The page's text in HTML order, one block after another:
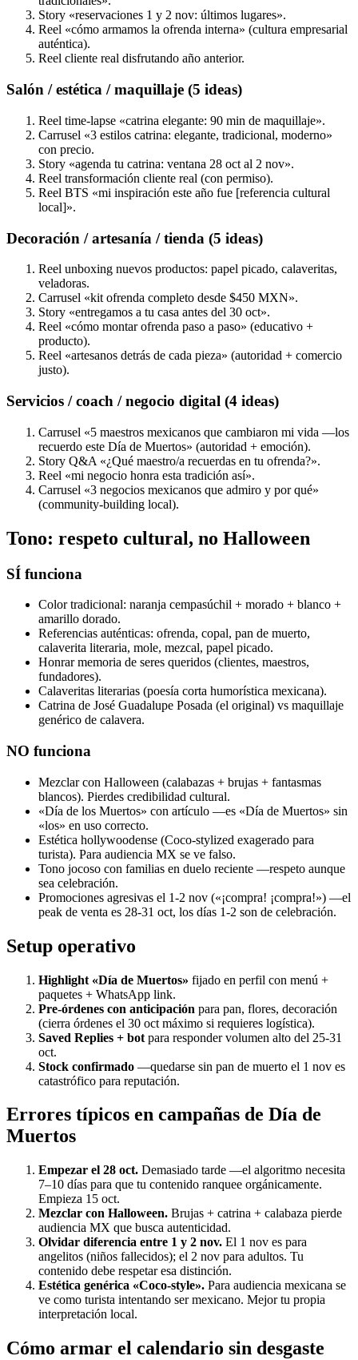
Story «reservaciones 1 y 2 nov: últimos lugares».
Reel «cómo armamos la ofrenda interna» (cultura empresarial
auténtica).
Reel cliente real disfrutando año anterior.
Salón / estética / maquillaje (5 ideas)
Reel time-lapse «catrina elegante: 90 min de maquillaje».
Carrusel «3 estilos catrina: elegante, tradicional, moderno»
con precio.
Story «agenda tu catrina: ventana 28 oct al 2 nov».
Reel transformación cliente real (con permiso).
Reel BTS «mi inspiración este año fue [referencia cultural
local]».
Decoración / artesanía / tienda (5 ideas)
Reel unboxing nuevos productos: papel picado, calaveritas,
veladoras.
Carrusel «kit ofrenda completo desde $450 MXN».
Story «entregamos a tu casa antes del 30 oct».
Reel «cómo montar ofrenda paso a paso» (educativo +
producto).
Reel «artesanos detrás de cada pieza» (autoridad + comercio
justo).
Servicios / coach / negocio digital (4 ideas)
Carrusel «5 maestros mexicanos que cambiaron mi vida —los
recuerdo este Día de Muertos» (autoridad + emoción).
Story Q&A «¿Qué maestro/a recuerdas en tu ofrenda?».
Reel «mi negocio honra esta tradición así».
Carrusel «3 negocios mexicanos que admiro y por qué»
(community-building local).
Tono: respeto cultural, no Halloween
SÍ funciona
Color tradicional: naranja cempasúchil + morado + blanco +
amarillo dorado.
Referencias auténticas: ofrenda, copal, pan de muerto,
calaverita literaria, mole, mezcal, papel picado.
Honrar memoria de seres queridos (clientes, maestros,
fundadores).
Calaveritas literarias (poesía corta humorística mexicana).
Catrina de José Guadalupe Posada (el original) vs maquillaje
genérico de calavera.
NO funciona
Mezclar con Halloween (calabazas + brujas + fantasmas
blancos). Pierdes credibilidad cultural.
«Día de los Muertos» con artículo —es «Día de Muertos» sin
«los» en uso correcto.
Estética hollywoodense (Coco-stylized exagerado para
turista). Para audiencia MX se ve falso.
Tono jocoso con familias en duelo reciente —respeto aunque
sea celebración.
Promociones agresivas el 1-2 nov («¡compra! ¡compra!») —el
peak de venta es 28-31 oct, los días 1-2 son de celebración.
Setup operativo
Highlight «Día de Muertos» fijado en perfil con menú +
paquetes + WhatsApp link.
Pre-órdenes con anticipación para pan, flores, decoración
(cierra órdenes el 30 oct máximo si requieres logística).
Saved Replies + bot para responder volumen alto del 25-31
oct.
Stock confirmado —quedarse sin pan de muerto el 1 nov es
catastrófico para reputación.
Errores típicos en campañas de Día de
Muertos
Empezar el 28 oct. Demasiado tarde —el algoritmo necesita
7–10 días para que tu contenido ranquee orgánicamente.
Empieza 15 oct.
Mezclar con Halloween. Brujas + catrina + calabaza pierde
audiencia MX que busca autenticidad.
Olvidar diferencia entre 1 y 2 nov. El 1 nov es para
angelitos (niños fallecidos); el 2 nov para adultos. Tu
contenido debe respetar esa distinción.
Estética genérica «Coco-style». Para audiencia mexicana se
ve como turista intentando ser mexicano. Mejor tu propia
interpretación local.
Cómo armar el calendario sin desgaste